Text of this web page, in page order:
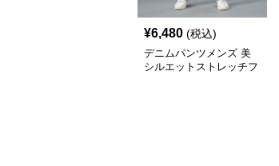
¥6,480 (税込)
デニムパンツメンズ 美
シルエットストレッチフ